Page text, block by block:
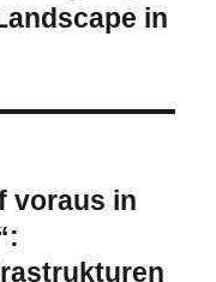
in
voraus in